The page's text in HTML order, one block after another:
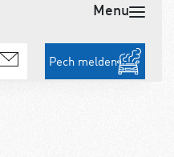
Pech melden